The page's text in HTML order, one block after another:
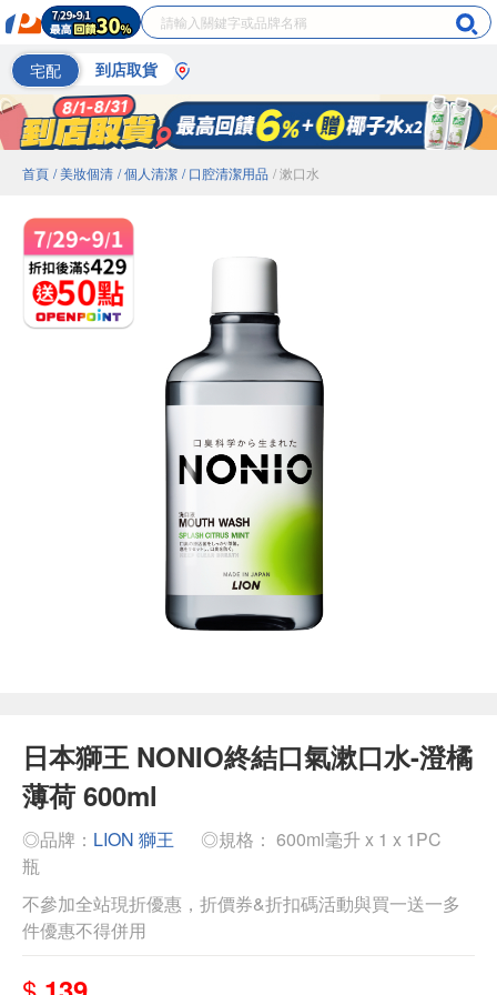
宅配 到店取貨
首頁 / 美妝個清 / 個人清潔 / 口腔清潔用品 / 漱口水
日本獅王 NONIO終結口氣漱口水-澄橘
薄荷 600ml
◎品牌： LION 獅王
◎規格： 600ml毫升 x 1 x 1PC
瓶
不參加全站現折優惠，折價券&折扣碼活動與買一送一多
件優惠不得併用